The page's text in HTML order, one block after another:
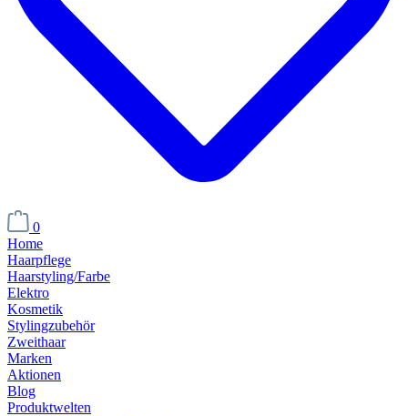
0
Home
Haarpflege
Haarstyling/Farbe
Elektro
Kosmetik
Stylingzubehör
Zweithaar
Marken
Aktionen
Blog
Produktwelten